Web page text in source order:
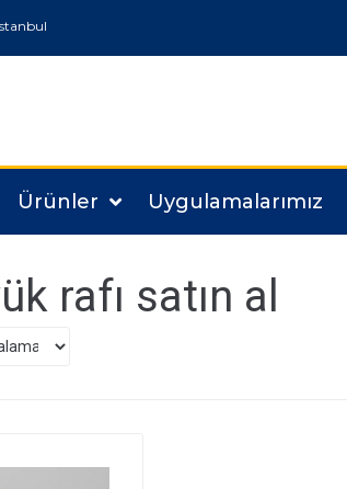
Ürünler Uygulamalarımız
rafı satın al